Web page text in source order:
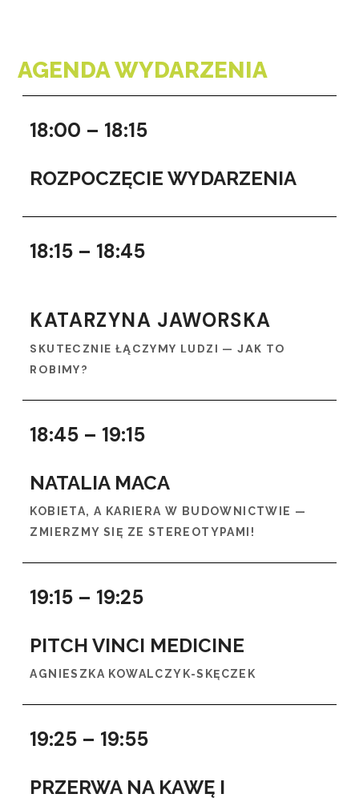
AGENDA WYDARZENIA
18:00 – 18:15
ROZPOCZĘCIE WYDARZENIA
18:15 – 18:45
KATARZYNA JAWORSKA
SKUTECZNIE ŁĄCZYMY LUDZI — JAK TO
ROBIMY?
18:45 – 19:15
NATALIA MACA
KOBIETA, A KARIERA W BUDOWNICTWIE —
ZMIERZMY SIĘ ZE STEREOTYPAMI!
19:15 – 19:25
PITCH VINCI MEDICINE
AGNIESZKA KOWALCZYK-SKĘCZEK
19:25 – 19:55
PRZERWA NA KAWĘ I